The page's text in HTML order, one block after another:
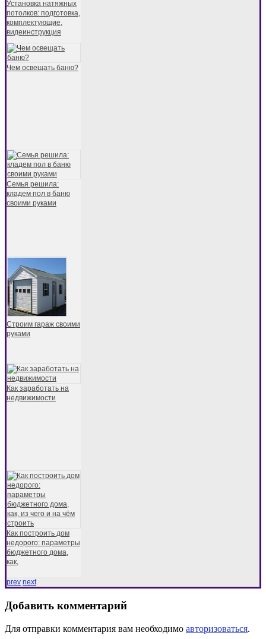
Установка натяжных
потолков: подготовка,
комплектующие,
видеинструкция
Чем освещать баню?
Семья решила:
кладем пол в баню
своими руками
Строим гараж своими
руками
Как заработать на
недвижимости
Как построить дом
недорого: параметры
бюджетного дома,
как,
prev next
Добавить комментарий
Для отправки комментария вам необходимо авторизоваться.